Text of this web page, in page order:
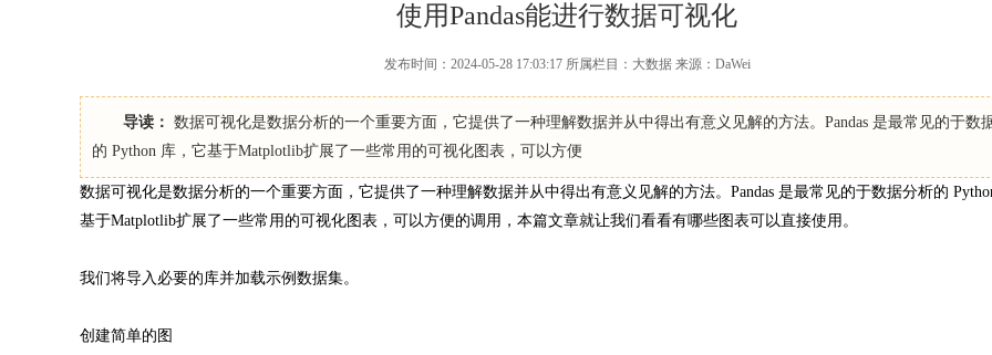
使用Pandas能进行数据可视化
发布时间：2024-05-28 17:03:17 所属栏目：大数据 来源：DaWei
导读： 数据可视化是数据分析的一个重要方面，它提供了一种理解数据并从中得出有意义见解的方法。Pandas 是最常见的于数
的 Python 库，它基于Matplotlib扩展了一些常用的可视化图表，可以方便
数据可视化是数据分析的一个重要方面，它提供了一种理解数据并从中得出有意义见解的方法。Pandas 是最常见的于数据分析的
基于Matplotlib扩展了一些常用的可视化图表，可以方便的调用，本篇文章就让我们看看有哪些图表可以直接使用。
我们将导入必要的库并加载示例数据集。
创建简单的图